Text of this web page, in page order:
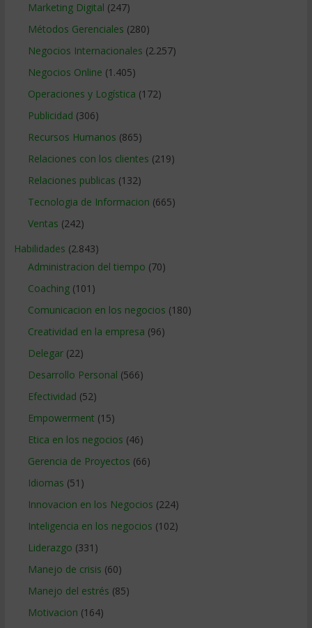
Marketing Digital (247)
Métodos Gerenciales (280)
Negocios Internacionales (2.257)
Negocios Online (1.405)
Operaciones y Logística (172)
Publicidad (306)
Recursos Humanos (865)
Relaciones con los clientes (219)
Relaciones publicas (132)
Tecnologia de Informacion (665)
Ventas (242)
Habilidades (2.843)
Administracion del tiempo (70)
Coaching(101)
Comunicacion en los negocios (180)
Creatividad en la empresa (96)
Delegar(22)
Desarrollo Personal (566)
Efectividad (52)
Empowerment (15)
Etica en los negocios (46)
Gerencia de Proyectos (66)
Idiomas (51)
Innovacion en los Negocios (224)
Inteligencia en los negocios (102)
Liderazgo (331)
Manejo de crisis (60)
Manejo del estrés (85)
Motivacion (164)